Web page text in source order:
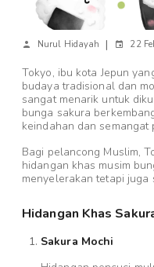
Nurul Hidayah | 22
Tokyo, ibu kota Jepun
budaya tradisional dan
sangat menarik untuk
bunga sakura
keindahan dan semangat
Bagi pelancong Muslim,
hidangan khas musim
menyelerakan tetapi
Hidangan Khas
Sakura Mochi